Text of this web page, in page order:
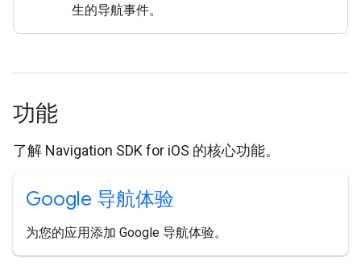
生的导航事件。
功能
了解 Navigation SDK for iOS 的核心功能。
Google 导航体验
为您的应用添加 Google 导航体验。